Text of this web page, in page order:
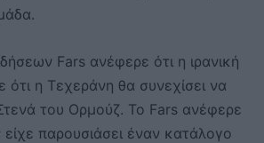
Fars ανέφερε ότι η ιρανική
η Τεχεράνη θα συνεχίσει να
Στενά του Ορμούζ. Το Fars ανέφερε
είχε παρουσιάσει έναν κατάλογο